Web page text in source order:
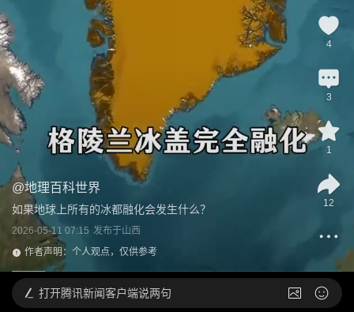
@地理百科世界
如果地球上所有的冰都融化会发生什么？
2026-05-11 07:15 发布于山西
作者声明：个人观点，仅供参考
4
3
1
12
打开腾讯新闻客户端说两句